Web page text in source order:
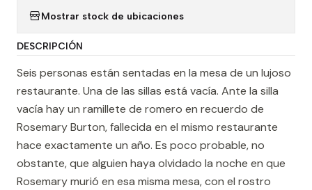
Mostrar stock de ubicaciones
DESCRIPCIÓN
Seis personas están sentadas en la mesa de un lujoso
restaurante. Una de las sillas está vacía. Ante la silla
vacía hay un ramillete de romero en recuerdo de
Rosemary Burton, fallecida en el mismo restaurante
hace exactamente un año. Es poco probable, no
obstante, que alguien haya olvidado la noche en que
Rosemary murió en esa misma mesa, con el rostro